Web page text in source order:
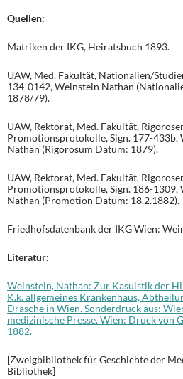
Quellen:
Matriken der IKG, Heiratsbuch 1893.
UAW, Med. Fakultät, Nationalien/
134-0142, Weinstein Nathan
1878/79).
UAW, Rektorat, Med. Fakultät,
Promotionsprotokolle, Sign. 177-433b,
Nathan (Rigorosum Datum: 1879).
UAW, Rektorat, Med. Fakultät,
Promotionsprotokolle, Sign. 186-1309,
Nathan (Promotion Datum: 18.2.1882).
Friedhofsdatenbank der IKG Wien:
Literatur:
Weinstein, Nathan: Zur Kasuistik der
K.k. allgemeines Krankenhaus,
Drasche in Wien. Sonderdruck aus:
medizinische Presse. Wien: Druck von
1882.
[Zweigbibliothek für Geschichte der
Bibliothek]